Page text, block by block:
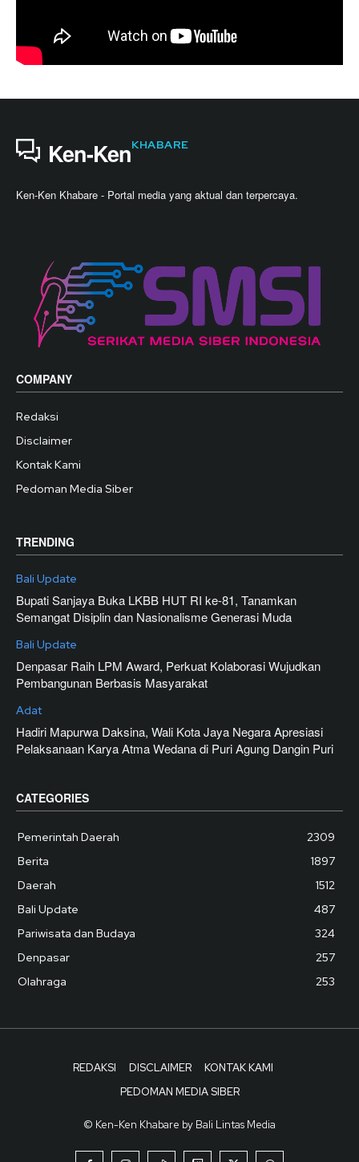
Ken-KenKHABARE
Ken-Ken Khabare - Portal media yang aktual dan terpercaya.
COMPANY
Redaksi
Disclaimer
Kontak Kami
Pedoman Media Siber
TRENDING
Bali Update
Bupati Sanjaya Buka LKBB HUT RI ke-81, Tanamkan
Semangat Disiplin dan Nasionalisme Generasi Muda
Bali Update
Denpasar Raih LPM Award, Perkuat Kolaborasi Wujudkan
Pembangunan Berbasis Masyarakat
Adat
Hadiri Mapurwa Daksina, Wali Kota Jaya Negara Apresiasi
Pelaksanaan Karya Atma Wedana di Puri Agung Dangin Puri
CATEGORIES
Pemerintah Daerah
2309
Berita
1897
Daerah
1512
Bali Update
487
Pariwisata dan Budaya
324
Denpasar
257
Olahraga
253
REDAKSI DISCLAIMER
KONTAK KAMI
PEDOMAN MEDIA SIBER
© Ken-Ken Khabare by Bali Lintas Media